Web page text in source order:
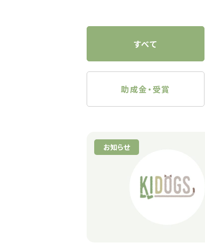
すべて
助成金・受賞
お知らせ